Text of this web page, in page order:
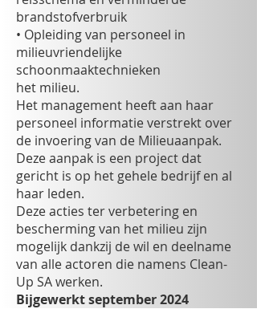
brandstofverbruik
• Opleiding van personeel in
milieuvriendelijke
schoonmaaktechnieken
het milieu.
Het management heeft aan haar
personeel informatie verstrekt over
de invoering van de Milieuaanpak.
Deze aanpak is een project dat
gericht is op het gehele bedrijf en al
haar leden.
Deze acties ter verbetering en
bescherming van het milieu zijn
mogelijk dankzij de wil en deelname
van alle actoren die namens Clean-
Up SA werken.
Bijgewerkt september 2024